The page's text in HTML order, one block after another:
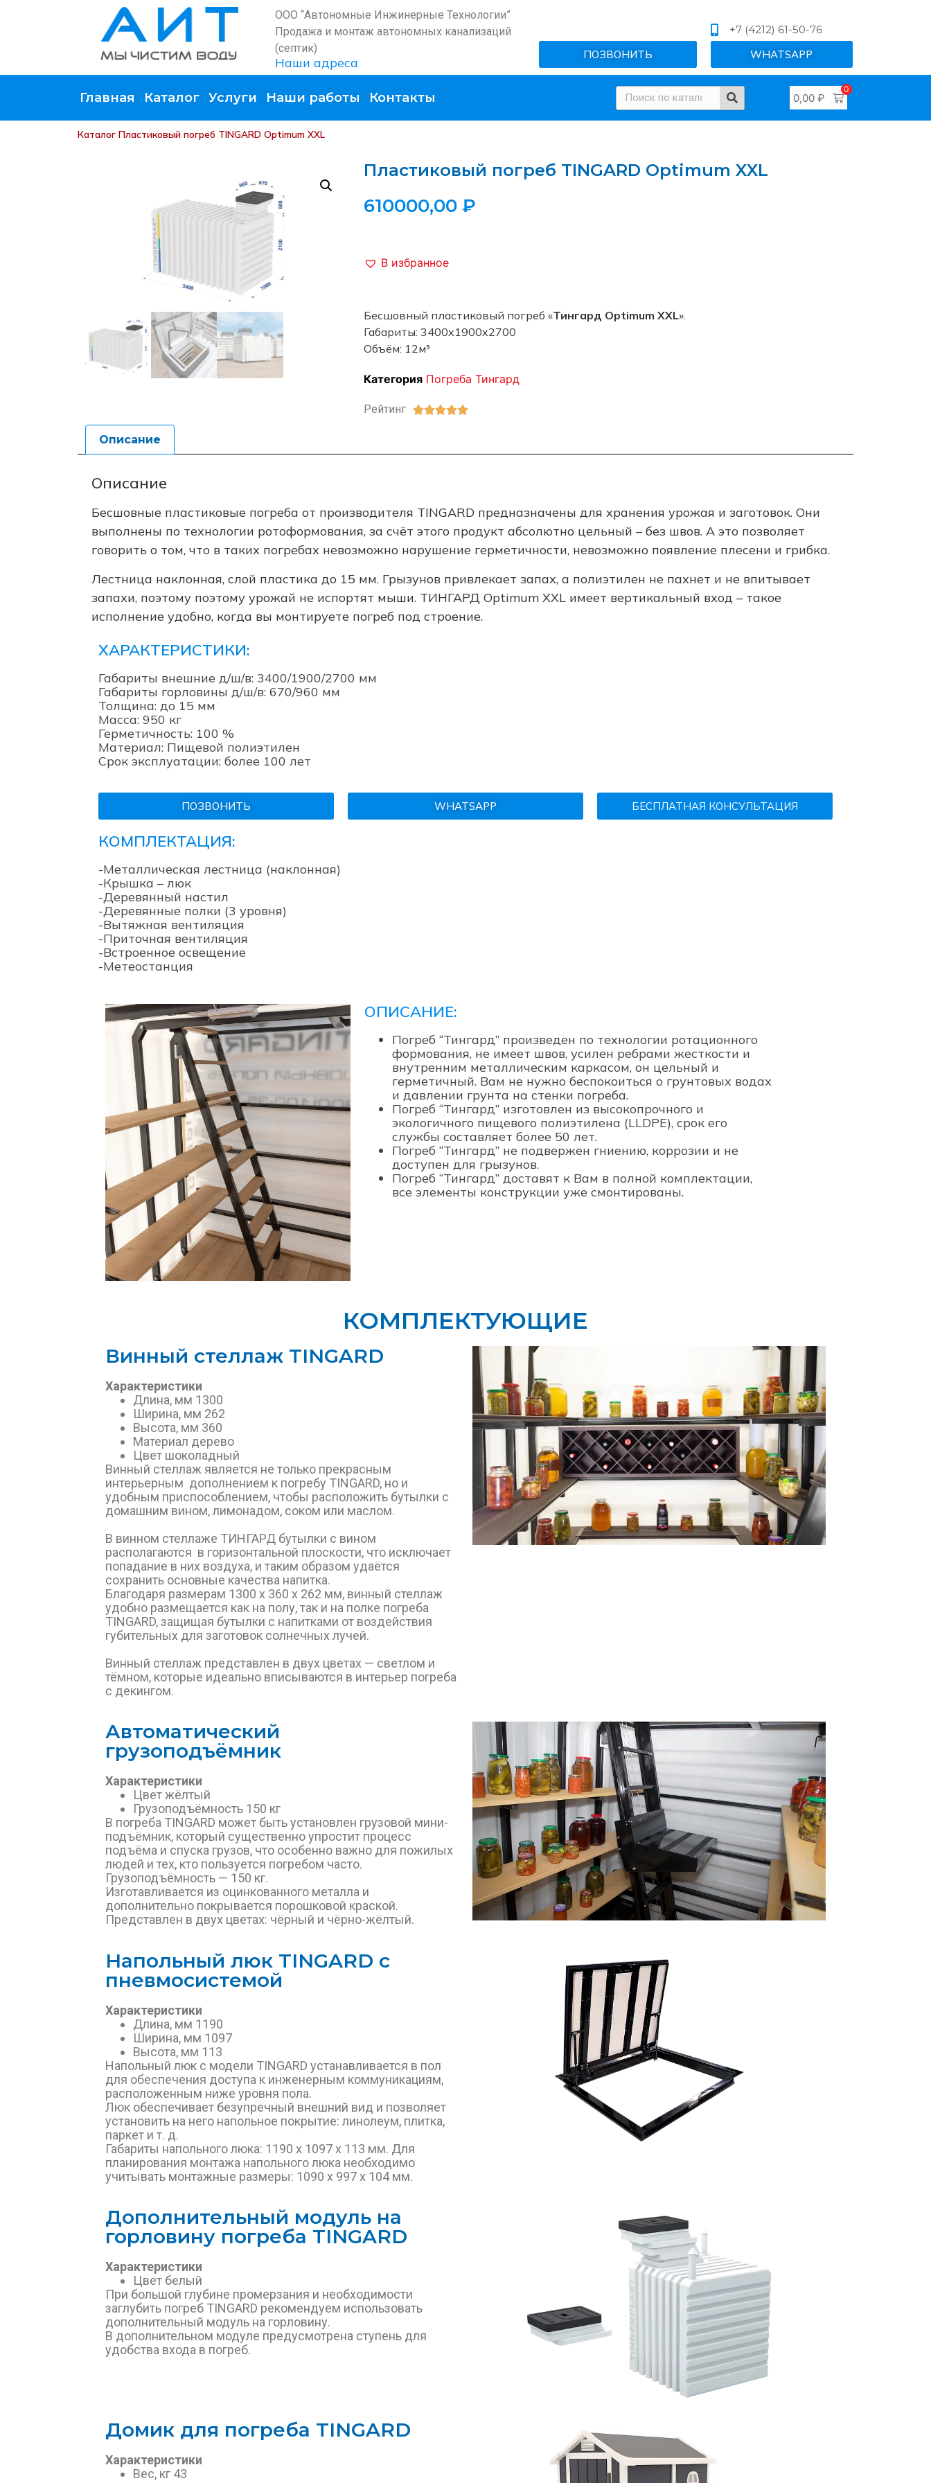
ООО “Автономные Инжинерные Технологии”
Продажа и монтаж автономных канализаций
(септик)
Наши адреса
ПОЗВОНИТЬ
+7 (4212) 61-50-76
WHATSAPP
Главная Каталог Услуги Наши работы Контакты 0,00₽
0
Каталог Пластиковый погреб TINGARD Optimum XXL
Пластиковый погреб TINGARD Optimum XXL
610000,00 ₽
В избранное
Бесшовный пластиковый погреб «Тингард Optimum XXL».
Габариты: 3400x1900x2700
Объём: 12м³
Категория Погреба Тингард
Рейтинг 
Описание
Описание
Бесшовные пластиковые погреба от производителя TINGARD предназначены для хранения урожая и заготовок. Они
выполнены по технологии ротоформования, за счёт этого продукт абсолютно цельный – без швов. А это позволяет
говорить о том, что в таких погребах невозможно нарушение герметичности, невозможно появление плесени и грибка.
Лестница наклонная, слой пластика до 15 мм. Грызунов привлекает запах, а полиэтилен не пахнет и не впитывает
запахи, поэтому поэтому урожай не испортят мыши. ТИНГАРД Optimum XXL имеет вертикальный вход – такое
исполнение удобно, когда вы монтируете погреб под строение.
ХАРАКТЕРИСТИКИ:
Габариты внешние д/ш/в: 3400/1900/2700 мм
Габариты горловины д/ш/в: 670/960 мм
Толщина: до 15 мм
Масса: 950 кг
Герметичность: 100 %
Материал: Пищевой полиэтилен
Срок эксплуатации: более 100 лет
ПОЗВОНИТЬ WHATSAPP БЕСПЛАТНАЯ КОНСУЛЬТАЦИЯ
КОМПЛЕКТАЦИЯ:
-Металлическая лестница (наклонная)
-Крышка – люк
-Деревянный настил
-Деревянные полки (3 уровня)
-Вытяжная вентиляция
-Приточная вентиляция
-Встроенное освещение
-Метеостанция
ОПИСАНИЕ:
Погреб “Тингард” произведен по технологии ротационного
формования, не имеет швов, усилен ребрами жесткости и
внутренним металлическим каркасом, он цельный и
герметичный. Вам не нужно беспокоиться о грунтовых водах
и давлении грунта на стенки погреба.
Погреб “Тингард” изготовлен из высокопрочного и
экологичного пищевого полиэтилена (LLDPE), срок его
службы составляет более 50 лет.
Погреб “Тингард” не подвержен гниению, коррозии и не
доступен для грызунов.
Погреб “Тингард” доставят к Вам в полной комплектации,
все элементы конструкции уже смонтированы.
КОМПЛЕКТУЮЩИЕ
Винный стеллаж TINGARD
Характеристики
Длина, мм 1300
Ширина, мм 262
Высота, мм 360
Материал дерево
Цвет шоколадный
Винный стеллаж является не только прекрасным
интерьерным дополнением к погребу TINGARD, но и
удобным приспособлением, чтобы расположить бутылки с
домашним вином, лимонадом, соком или маслом.
В винном стеллаже ТИНГАРД бутылки с вином
располагаются в горизонтальной плоскости, что исключает
попадание в них воздуха, и таким образом удаётся
сохранить основные качества напитка.
Благодаря размерам 1300 х 360 х 262 мм, винный стеллаж
удобно размещается как на полу, так и на полке погреба
TINGARD, защищая бутылки с напитками от воздействия
губительных для заготовок солнечных лучей.
Винный стеллаж представлен в двух цветах — светлом и
тёмном, которые идеально вписываются в интерьер погреба
с декингом.
Автоматический
грузоподъёмник
Характеристики
Цвет жёлтый
Грузоподъёмность 150 кг
В погреба TINGARD может быть установлен грузовой мини-
подъёмник, который существенно упростит процесс
подъёма и спуска грузов, что особенно важно для пожилых
людей и тех, кто пользуется погребом часто.
Грузоподъёмность — 150 кг.
Изготавливается из оцинкованного металла и
дополнительно покрывается порошковой краской.
Представлен в двух цветах: чёрный и чёрно-жёлтый.
Напольный люк TINGARD с
пневмосистемой
Характеристики
Длина, мм 1190
Ширина, мм 1097
Высота, мм 113
Напольный люк с модели TINGARD устанавливается в пол
для обеспечения доступа к инженерным коммуникациям,
расположенным ниже уровня пола.
Люк обеспечивает безупречный внешний вид и позволяет
установить на него напольное покрытие: линолеум, плитка,
паркет и т. д.
Габариты напольного люка: 1190 х 1097 х 113 мм. Для
планирования монтажа напольного люка необходимо
учитывать монтажные размеры: 1090 х 997 х 104 мм.
Дополнительный модуль на
горловину погреба TINGARD
Характеристики
Цвет белый
При большой глубине промерзания и необходимости
заглубить погреб TINGARD рекомендуем использовать
дополнительный модуль на горловину.
В дополнительном модуле предусмотрена ступень для
удобства входа в погреб.
Домик для погреба TINGARD
Характеристики
Вес, кг 43